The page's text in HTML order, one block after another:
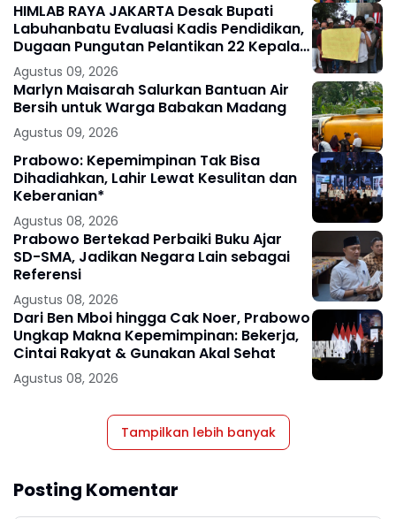
HIMLAB RAYA JAKARTA Desak Bupati
Labuhanbatu Evaluasi Kadis Pendidikan,
Dugaan Pungutan Pelantikan 22 Kepala
Sekolah Diminta Diusut
Agustus 09, 2026
Marlyn Maisarah Salurkan Bantuan Air
Bersih untuk Warga Babakan Madang
Agustus 09, 2026
Prabowo: Kepemimpinan Tak Bisa
Dihadiahkan, Lahir Lewat Kesulitan dan
Keberanian*
Agustus 08, 2026
Prabowo Bertekad Perbaiki Buku Ajar
SD-SMA, Jadikan Negara Lain sebagai
Referensi
Agustus 08, 2026
Dari Ben Mboi hingga Cak Noer, Prabowo
Ungkap Makna Kepemimpinan: Bekerja,
Cintai Rakyat & Gunakan Akal Sehat
Agustus 08, 2026
Tampilkan lebih banyak
Posting Komentar